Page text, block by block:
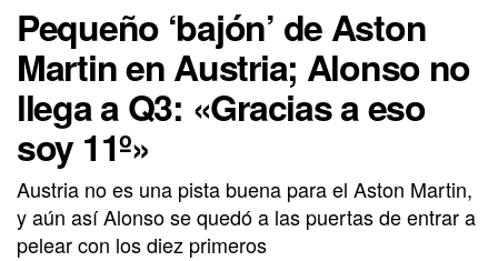
Pequeño ‘bajón’ de Aston
Martin en Austria; Alonso no
llega a Q3: «Gracias a eso
soy 11º»
Austria no es una pista buena para el Aston Martin,
y aún así Alonso se quedó a las puertas de entrar a
pelear con los diez primeros